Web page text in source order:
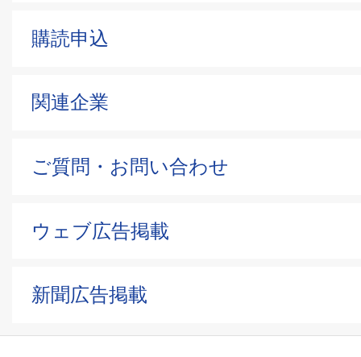
購読申込
関連企業
ご質問・お問い合わせ
ウェブ広告掲載
新聞広告掲載